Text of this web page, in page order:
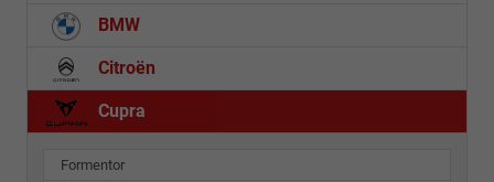
BMW
Citroën
Cupra
Formentor